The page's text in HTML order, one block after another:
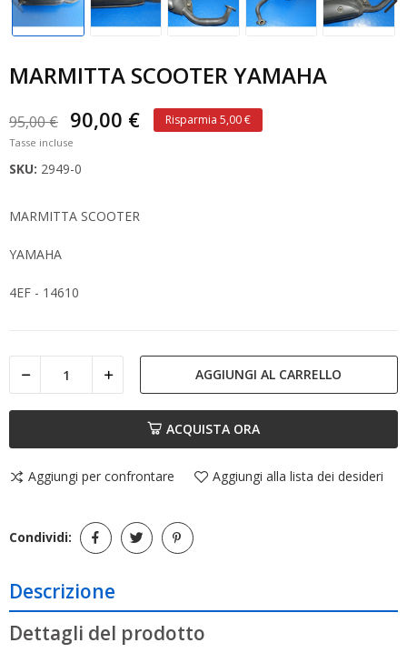
MARMITTA SCOOTER YAMAHA
95,00 € 90,00 € Risparmia 5,00 €
Tasse incluse
SKU: 2949-0
MARMITTA SCOOTER
YAMAHA
4EF - 14610
AGGIUNGI AL CARRELLO
ACQUISTA ORA
Aggiungi per confrontare Aggiungi alla lista dei desideri
Condividi:
Descrizione
Dettagli del prodotto